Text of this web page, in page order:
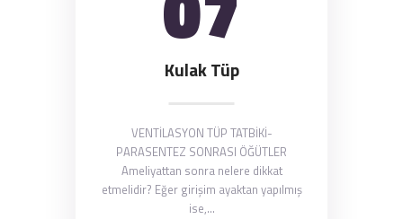
Kulak Tüp
VENTİLASYON TÜP TATBİKİ-
PARASENTEZ SONRASI ÖĞÜTLER
Ameliyattan sonra nelere dikkat
etmelidir? Eğer girişim ayaktan yapılmış
ise,…